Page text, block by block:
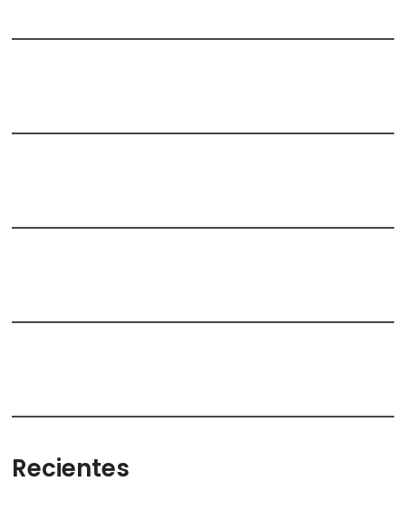
Recientes